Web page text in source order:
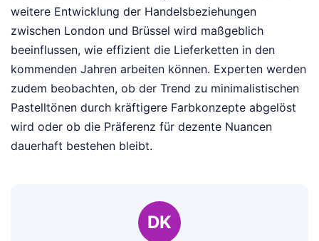
weitere Entwicklung der Handelsbeziehungen
zwischen London und Brüssel wird maßgeblich
beeinflussen, wie effizient die Lieferketten in den
kommenden Jahren arbeiten können. Experten werden
zudem beobachten, ob der Trend zu minimalistischen
Pastelltönen durch kräftigere Farbkonzepte abgelöst
wird oder ob die Präferenz für dezente Nuancen
dauerhaft bestehen bleibt.
DK